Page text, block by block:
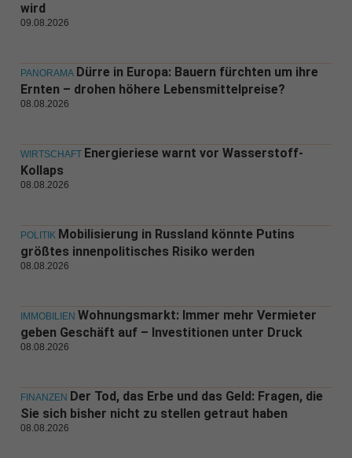
wird
09.08.2026
PANORAMA Dürre in Europa: Bauern fürchten um ihre
Ernten – drohen höhere Lebensmittelpreise?
08.08.2026
WIRTSCHAFT Energieriese warnt vor Wasserstoff-
Kollaps
08.08.2026
POLITIK Mobilisierung in Russland könnte Putins
größtes innenpolitisches Risiko werden
08.08.2026
IMMOBILIEN Wohnungsmarkt: Immer mehr Vermieter
geben Geschäft auf – Investitionen unter Druck
08.08.2026
FINANZEN Der Tod, das Erbe und das Geld: Fragen, die
Sie sich bisher nicht zu stellen getraut haben
08.08.2026